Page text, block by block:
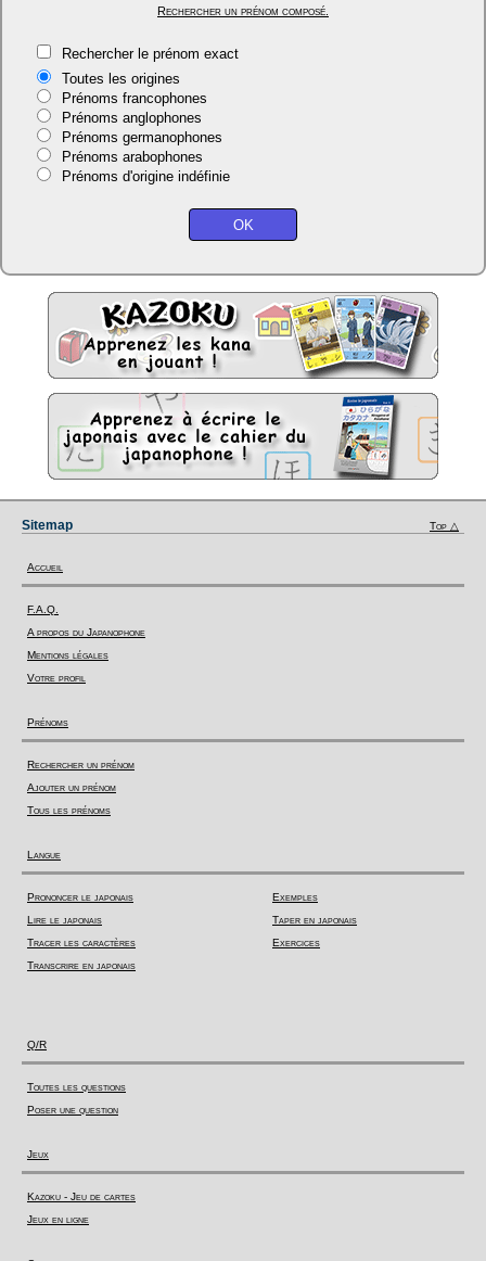
Rechercher un prénom composé.
Rechercher le prénom exact
Toutes les origines
Prénoms francophones
Prénoms anglophones
Prénoms germanophones
Prénoms arabophones
Prénoms d'origine indéfinie
Sitemap Top △
Accueil
F.A.Q.
A propos du Japanophone
Mentions légales
Votre profil
Prénoms
Rechercher un prénom
Ajouter un prénom
Tous les prénoms
Langue
Prononcer le japonais
Lire le japonais
Tracer les caractères
Transcrire en japonais
Exemples
Taper en japonais
Exercices
Q/R
Toutes les questions
Poser une question
Jeux
Kazoku - Jeu de cartes
Jeux en ligne